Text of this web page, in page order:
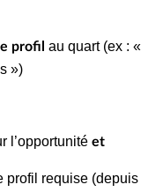
profil au quart (ex : «
»)
l’opportunité et
profil requise (depuis